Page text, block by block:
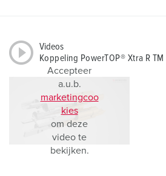
Videos
Koppeling PowerTOP® Xtra R
Accepteer
a.u.b.
marketingcoo
kies
om deze
video te
bekijken.